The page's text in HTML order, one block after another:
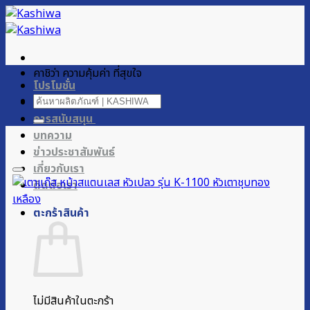
ข้าม
ไป
เนื้อหา
โปรโมชั่น
ผลิตภัณฑ์ของเรา
การสนับสนุน
บทความ
ข่าวประชาสัมพันธ์
เกี่ยวกับเรา
ติดต่อเรา
ตะกร้าสินค้า
ไม่มีสินค้าในตะกร้า
คาชิว่า ความคุ้มค่า ที่สุขใจ
ค้นหา: